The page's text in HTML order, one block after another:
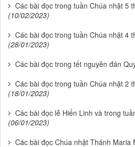
Các bài đọc trong tuần Chúa nhật 5
(10/02/2023)
Các bài đọc trong tuần Chúa nhật 4
(28/01/2023)
Các bài đọc trong tết nguyên đán
Các bài đọc trong tuần Chúa nhật 2
(18/01/2023)
Các bài đọc lễ Hiển Linh và trong
(06/01/2023)
Các bài đọc Chúa nhật Thánh Maria